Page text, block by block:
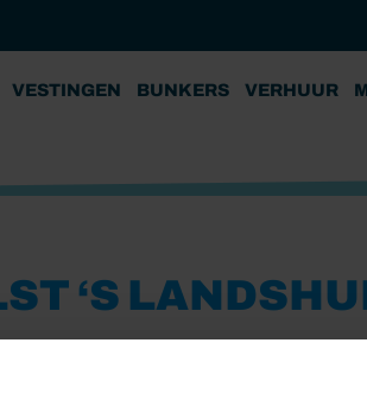
VESTINGEN BUNKERS VERHUUR
‘S